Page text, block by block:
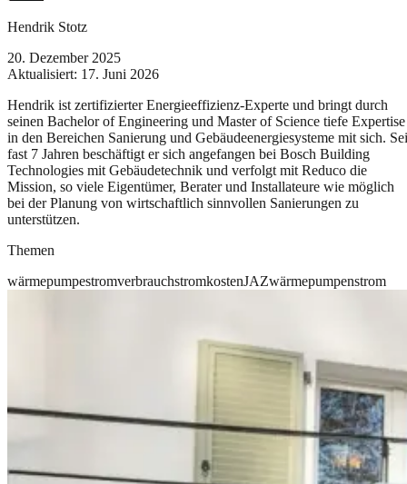
Hendrik Stotz
20. Dezember 2025
Aktualisiert: 17. Juni 2026
Hendrik ist zertifizierter Energieeffizienz-Experte und bringt durch
seinen Bachelor of Engineering und Master of Science tiefe Expertise
in den Bereichen Sanierung und Gebäudeenergiesysteme mit sich.
fast 7 Jahren beschäftigt er sich angefangen bei Bosch Building
Technologies mit Gebäudetechnik und verfolgt mit Reduco die
Mission, so viele Eigentümer, Berater und Installateure wie möglich
bei der Planung von wirtschaftlich sinnvollen Sanierungen zu
unterstützen.
Themen
wärmepumpestromverbrauchstromkostenJAZwärmepumpenstrom